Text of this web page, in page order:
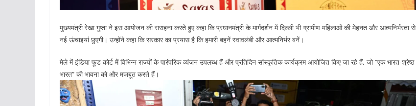
मुख्यमंत्री रेखा गुप्ता ने इस आयोजन की सराहना करते हुए कहा कि प्रधानमंत्री के मार्गदर्शन में दिल्ली भी ग्रामीण महिलाओं की मेहनत और आत्मनिर्भरता से
नई ऊंचाइयां छुएगी। उन्होंने कहा कि सरकार का प्रयास है कि हमारी बहनें स्वावलंबी और आत्मनिर्भर बनें।
मेले में इंडिया फूड कोर्ट में विभिन्न राज्यों के पारंपरिक व्यंजन उपलब्ध हैं और प्रतिदिन सांस्कृतिक कार्यक्रम आयोजित किए जा रहे हैं, जो “एक भारत-श्रेष्ठ
भारत” की भावना को और मजबूत करते हैं।